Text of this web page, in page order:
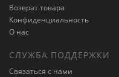
Возврат товара
Конфиденциальность
О нас
СЛУЖБА ПОДДЕРЖКИ
Связаться с нами